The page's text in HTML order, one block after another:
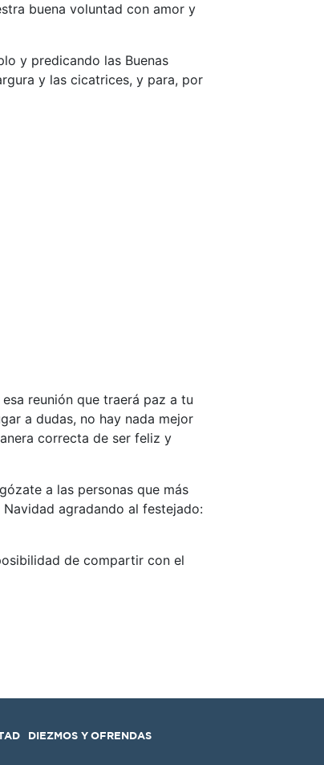
buena voluntad con amor y
y predicando las Buenas
y las cicatrices, y para, por
reunión que traerá paz a tu
a dudas, no hay nada mejor
correcta de ser feliz y
a las personas que más
agradando al festejado:
de compartir con el
DIEZMOS Y OFRENDAS